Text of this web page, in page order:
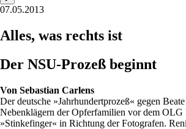
07.05.2013
Alles, was rechts ist
Der NSU-Prozeß beginnt
Von Sebastian Carlens
Der deutsche »Jahrhundertprozeß« gegen
Nebenklägern der Opferfamilien vor dem OLG
»Stinkefinger« in Richtung der Fotografen.